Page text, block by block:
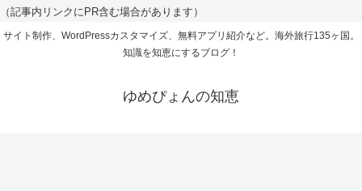
（記事内リンクにPR含む場合があります）
サイト制作、WordPressカスタマイズ、無料アプリ紹介など。海外旅行135ヶ国。
知識を知恵にするブログ！
ゆめぴょんの知恵